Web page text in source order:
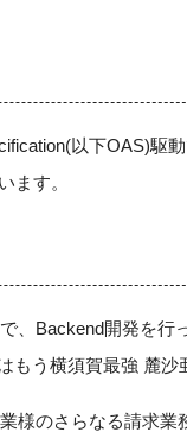
以下OAS)駆
ます。
、Backend開発を行
もう横須賀最強 麓沙
様のさらなる請求